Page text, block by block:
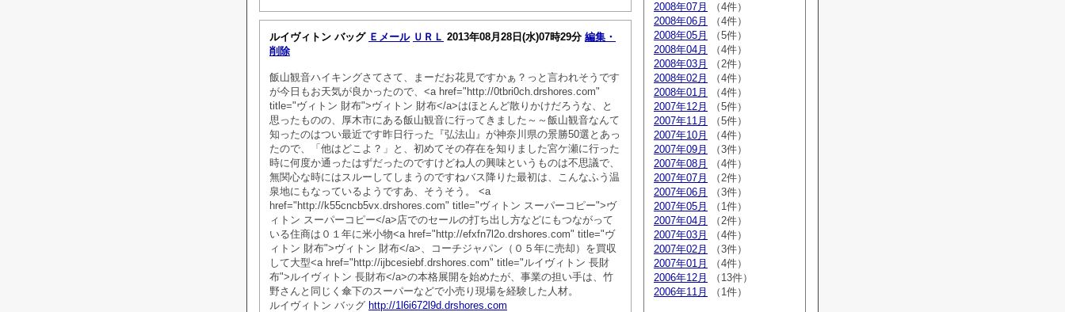
ルイヴィトン バッグ Ｅメール ＵＲＬ 2013年08月28日(水)07時29分 編集・
削除
飯山観音ハイキングさてさて、まーだお花見ですかぁ？っと言われそうです
が今日もお天気が良かったので、<a href="http://0tbri0ch.drshores.com"
title="ヴィトン 財布">ヴィトン 財布</a>はほとんど散りかけだろうな、と
思ったものの、厚木市にある飯山観音に行ってきました～～飯山観音なんて
知ったのはつい最近です昨日行った『弘法山』が神奈川県の景勝50選とあっ
たので、「他はどこよ？」と、初めてその存在を知りました宮ケ瀬に行った
時に何度か通ったはずだったのですけどね人の興味というものは不思議で、
無関心な時にはスルーしてしまうのですねバス降りた最初は、こんなふう温
泉地にもなっているようですあ、そうそう。 <a
href="http://k55cncb5vx.drshores.com" title="ヴィトン スーパーコピー">ヴ
ィトン スーパーコピー</a>店でのセールの打ち出し方などにもつながって
いる住商は０１年に米小物<a href="http://efxfn7l2o.drshores.com" title="ヴ
ィトン 財布">ヴィトン 財布</a>、コーチジャパン（０５年に売却）を買収
して大型<a href="http://ijbcesiebf.drshores.com" title="ルイヴィトン 長財
布">ルイヴィトン 長財布</a>の本格展開を始めたが、事業の担い手は、竹
野さんと同じく傘下のスーパーなどで小売り現場を経験した人材。
ルイヴィトン バッグ http://1l6i672l9d.drshores.com
2008年07月
（4件）
2008年06月
（4件）
2008年05月
（5件）
2008年04月
（4件）
2008年03月
（2件）
2008年02月
（4件）
2008年01月
（4件）
2007年12月
（5件）
2007年11月
（5件）
2007年10月
（4件）
2007年09月
（3件）
2007年08月
（4件）
2007年07月
（2件）
2007年06月
（3件）
2007年05月
（1件）
2007年04月
（2件）
2007年03月
（4件）
2007年02月
（3件）
2007年01月
（4件）
2006年12月
（13件）
2006年11月
（1件）